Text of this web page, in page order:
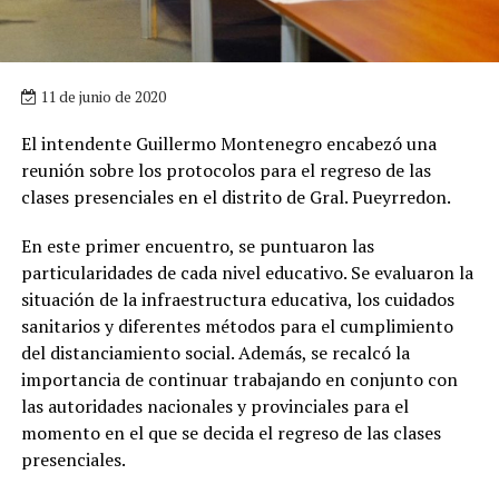
11 de junio de 2020
El intendente Guillermo Montenegro encabezó una
reunión sobre los protocolos para el regreso de las
clases presenciales en el distrito de Gral. Pueyrredon.
En este primer encuentro, se puntuaron las
particularidades de cada nivel educativo. Se evaluaron la
situación de la infraestructura educativa, los cuidados
sanitarios y diferentes métodos para el cumplimiento
del distanciamiento social. Además, se recalcó la
importancia de continuar trabajando en conjunto con
las autoridades nacionales y provinciales para el
momento en el que se decida el regreso de las clases
presenciales.